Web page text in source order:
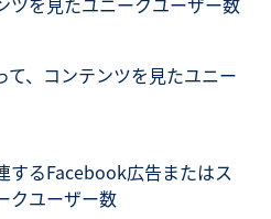
て、コンテンツを見たユニー
するFacebook広告またはス
クユーザー数